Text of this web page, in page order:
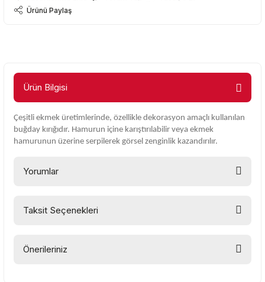
Ürünü Paylaş
Ürün Bilgisi
Çeşitli ekmek üretimlerinde, özellikle dekorasyon amaçlı kullanılan
buğday kırığıdır. Hamurun içine karıştırılabilir veya ekmek
hamurunun üzerine serpilerek görsel zenginlik kazandırılır.
Yorumlar
Taksit Seçenekleri
Önerileriniz